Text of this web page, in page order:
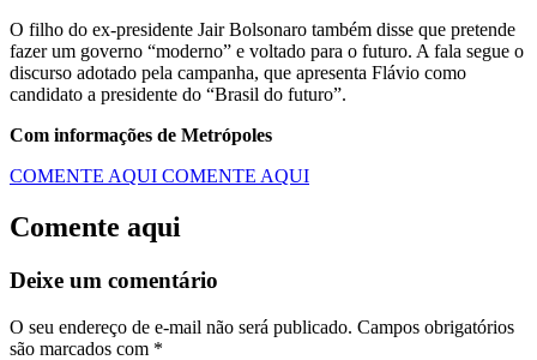
O filho do ex-presidente Jair Bolsonaro também disse que pretende
fazer um governo “moderno” e voltado para o futuro. A fala segue o
discurso adotado pela campanha, que apresenta Flávio como
candidato a presidente do “Brasil do futuro”.
Com informações de Metrópoles
COMENTE AQUI COMENTE AQUI
Comente aqui
Deixe um comentário
O seu endereço de e-mail não será publicado. Campos obrigatórios
são marcados com *